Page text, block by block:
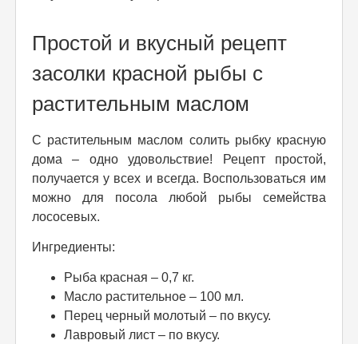
Простой и вкусный рецепт
засолки красной рыбы с
растительным маслом
С растительным маслом солить рыбку красную
дома – одно удовольствие! Рецепт простой,
получается у всех и всегда. Воспользоваться им
можно для посола любой рыбы семейства
лососевых.
Ингредиенты:
Рыба красная – 0,7 кг.
Масло растительное – 100 мл.
Перец черный молотый – по вкусу.
Лавровый лист – по вкусу.